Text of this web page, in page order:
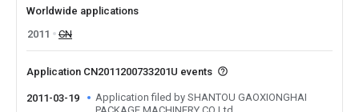
Worldwide applications
2011
CN
Application CN2011200733201U events
2011-03-19
Application filed by SHANTOU GAOXIONGHAI